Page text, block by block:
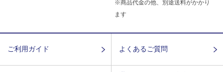
※商品代金の他、別途送料がかかり
ます
ご利用ガイド よくあるご質問